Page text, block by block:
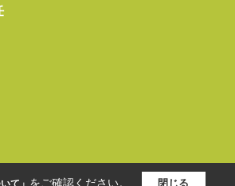
て」 をご確認ください。 閉じる